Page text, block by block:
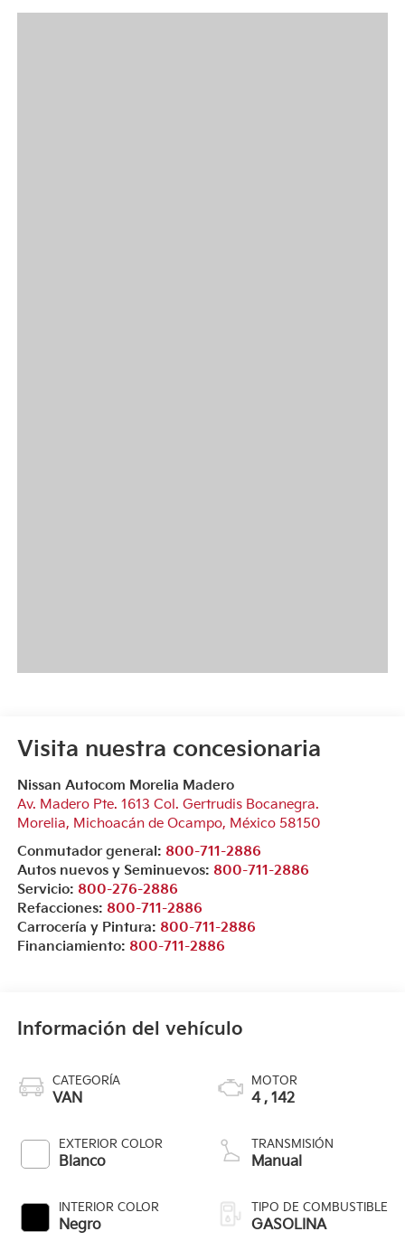
Visita nuestra concesionaria
Nissan Autocom Morelia Madero
Av. Madero Pte. 1613 Col. Gertrudis Bocanegra.
Morelia, Michoacán de Ocampo, México 58150
Conmutador general: 800-711-2886
Autos nuevos y Seminuevos: 800-711-2886
Servicio: 800-276-2886
Refacciones: 800-711-2886
Carrocería y Pintura: 800-711-2886
Financiamiento: 800-711-2886
Información del vehículo
CATEGORÍA
VAN
EXTERIOR COLOR
Blanco
INTERIOR COLOR
Negro
MOTOR
4 , 142
TRANSMISIÓN
Manual
TIPO DE COMBUSTIBLE
GASOLINA